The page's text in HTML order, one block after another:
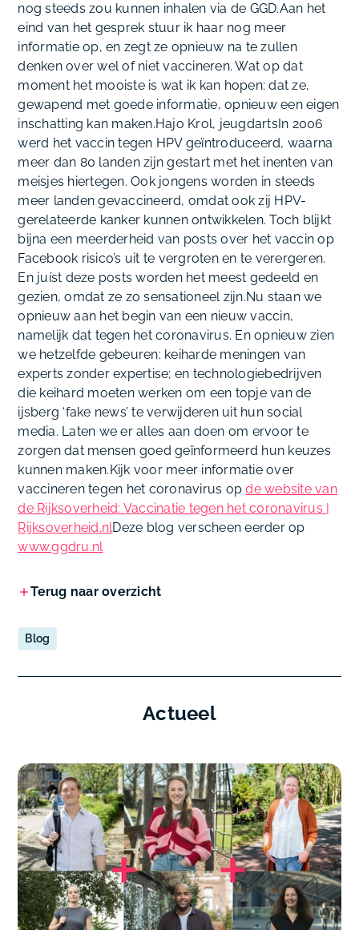
nog steeds zou kunnen inhalen via de GGD.Aan het
eind van het gesprek stuur ik haar nog meer
informatie op, en zegt ze opnieuw na te zullen
denken over wel of niet vaccineren. Wat op dat
moment het mooiste is wat ik kan hopen: dat ze,
gewapend met goede informatie, opnieuw een eigen
inschatting kan maken.Hajo Krol, jeugdartsIn 2006
werd het vaccin tegen HPV geïntroduceerd, waarna
meer dan 80 landen zijn gestart met het inenten van
meisjes hiertegen. Ook jongens worden in steeds
meer landen gevaccineerd, omdat ook zij HPV-
gerelateerde kanker kunnen ontwikkelen. Toch blijkt
bijna een meerderheid van posts over het vaccin op
Facebook risico’s uit te vergroten en te verergeren.
En juíst deze posts worden het meest gedeeld en
gezien, omdat ze zo sensationeel zijn.Nu staan we
opnieuw aan het begin van een nieuw vaccin,
namelijk dat tegen het coronavirus. En opnieuw zien
we hetzelfde gebeuren: keiharde meningen van
experts zonder expertise; en technologiebedrijven
die keihard moeten werken om een topje van de
ijsberg ‘fake news’ te verwijderen uit hun social
media. Laten we er alles aan doen om ervoor te
zorgen dat mensen goed geïnformeerd hun keuzes
kunnen maken.Kijk voor meer informatie over
vaccineren tegen het coronavirus opde website van
de Rijksoverheid: Vaccinatie tegen het coronavirus |
Rijksoverheid.nlDeze blog verscheen eerder op
www.ggdru.nl
Terug naar overzicht
Blog
Actueel